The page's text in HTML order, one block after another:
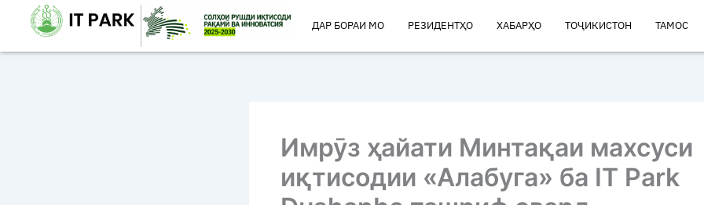
content
ДАР БОРАИ МО РЕЗИДЕНТҲО ХАБАРҲО ТОҶИКИСТОН ТАМОС
Имрӯз ҳайати Минтақаи махсуси
иқтисодии «Алабуга» ба IT Park